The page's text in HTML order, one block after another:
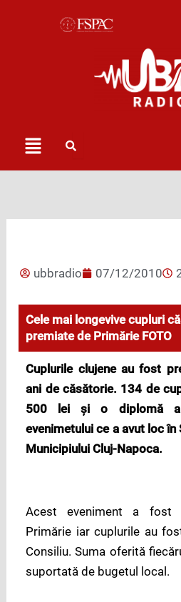
Menu
ubbradio 07/12/2010
Cele mai longevive cupluri
premiate de Primărie FOTO
Cuplurile clujene au fost
ani de căsătorie. 134 de
500 lei și o diplomă
evenimetului ce a avut loc în
Municipiului Cluj-Napoca.
Acest eveniment a fost
Primărie iar cuplurile au
Consiliu. Suma oferită
suportată de bugetul local.